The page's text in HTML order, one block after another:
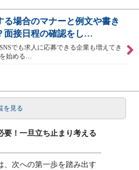
場合のマナーと例文や書き
面接日程の確認をし…
でも求人に応募できる企業も増えてき
始める…
を見る
要！一旦立ち止まり考える
、次への第一歩を踏み出す